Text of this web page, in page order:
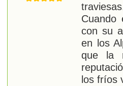
Cuando
con su
en los
que la
los fríos